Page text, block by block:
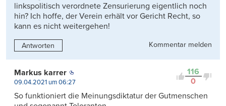
linkspolitisch verordnete Zensurierung eigentlich noch
hin? Ich hoffe, der Verein erhält vor Gericht Recht, so
kann es nicht weitergehen!
Antworten Kommentar melden
116
0
Markus karrer
09.04.2021 um 06:27
So funktioniert die Meinungsdiktatur der Gutmenschen